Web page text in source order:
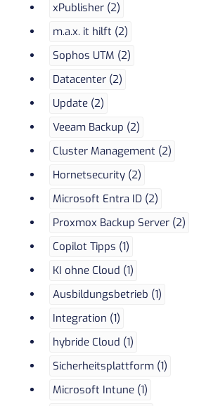
xPublisher (2)
m.a.x. it hilft (2)
Sophos UTM (2)
Datacenter (2)
Update (2)
Veeam Backup (2)
Cluster Management (2)
Hornetsecurity (2)
Microsoft Entra ID (2)
Proxmox Backup Server (2)
Copilot Tipps (1)
KI ohne Cloud (1)
Ausbildungsbetrieb (1)
Integration (1)
hybride Cloud (1)
Sicherheitsplattform (1)
Microsoft Intune (1)